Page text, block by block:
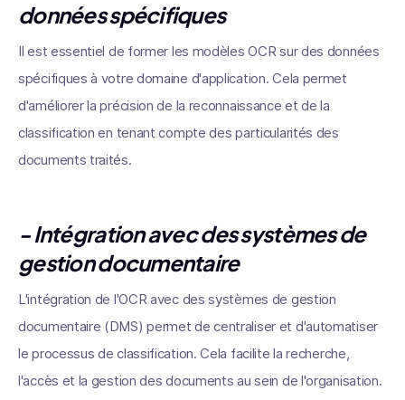
données spécifiques
Il est essentiel de former les modèles OCR sur des données
spécifiques à votre domaine d'application. Cela permet
d'améliorer la précision de la reconnaissance et de la
classification en tenant compte des particularités des
documents traités.
- Intégration avec des systèmes de
gestion documentaire
L'intégration de l'OCR avec des systèmes de gestion
documentaire (DMS) permet de centraliser et d'automatiser
le processus de classification. Cela facilite la recherche,
l'accès et la gestion des documents au sein de l'organisation.